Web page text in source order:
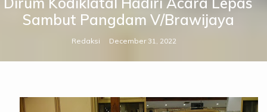
Sambut Pangdam V/Brawijaya
Redaksi December 31, 2022